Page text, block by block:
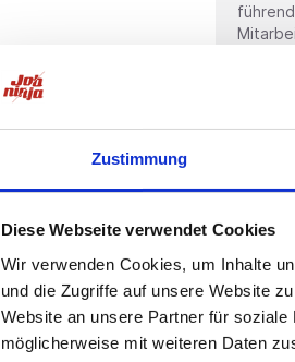
Zustimmung
Diese Webseite verwendet Cookies
Wir verwenden Cookies, um Inhalte
und die Zugriffe auf unsere Website
Website an unsere Partner für
möglicherweise mit weiteren Daten
Die